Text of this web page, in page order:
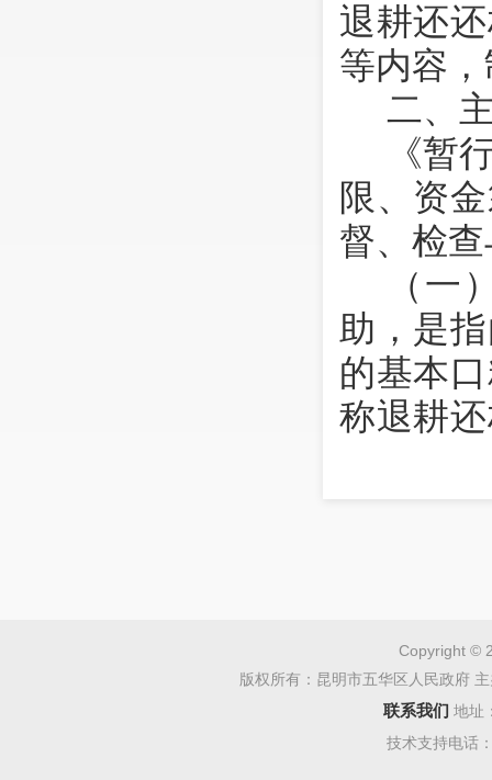
退耕还
等内容
二、
《暂
限、资
督、检
（一
助，是
的基本
称退耕
（二
元，种
果及生
Copyright ©
版权所有：昆明市五华区人民政府
联系我们 地址
技术支持电话